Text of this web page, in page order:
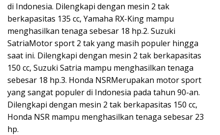
di Indonesia. Dilengkapi dengan mesin 2 tak
berkapasitas 135 cc, Yamaha RX-King mampu
menghasilkan tenaga sebesar 18 hp.2. Suzuki
SatriaMotor sport 2 tak yang masih populer hingga
saat ini. Dilengkapi dengan mesin 2 tak berkapasitas
150 cc, Suzuki Satria mampu menghasilkan tenaga
sebesar 18 hp.3. Honda NSRMerupakan motor sport
yang sangat populer di Indonesia pada tahun 90-an.
Dilengkapi dengan mesin 2 tak berkapasitas 150 cc,
Honda NSR mampu menghasilkan tenaga sebesar 23
hp.